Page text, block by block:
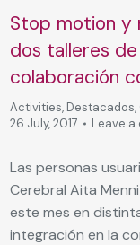
Stop motion y
dos talleres
colaboración
Activities, Destacados,
26 July, 2017
Leave a
Las personas
Cerebral Aita
este mes en
integración en la